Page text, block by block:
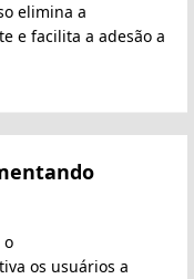
elimina a
e facilita a adesão a
o
os usuários a